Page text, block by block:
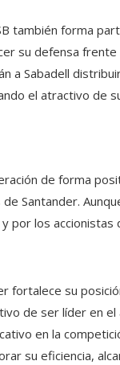
también forma
su defensa
a Sabadell
el atractivo de
de forma
Santander.
por los
fortalece su
de ser líder en
en la
su eficiencia,